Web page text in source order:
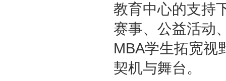
教育中心的支持
赛事、公益活动
MBA学生拓宽视
契机与舞台。